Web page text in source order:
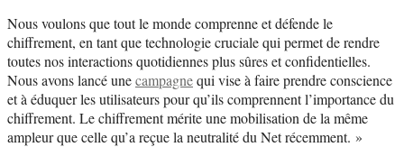
Nous voulons que tout le monde comprenne et défende le
chiffrement, en tant que technologie cruciale qui permet de rendre
toutes nos interactions quotidiennes plus sûres et confidentielles.
Nous avons lancé unecampagnequi vise à faire prendre conscience
et à éduquer les utilisateurs pour qu’ils comprennent l’importance du
chiffrement. Le chiffrement mérite une mobilisation de la même
ampleur que celle qu’a reçue la neutralité du Net récemment. »